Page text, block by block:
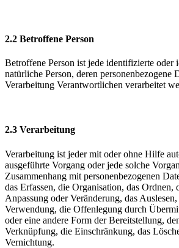
2.2 Betroffene Person
Betroffene Person ist jede identifizierte oder
natürliche Person, deren personenbezogene
Verarbeitung Verantwortlichen verarbeitet
2.3 Verarbeitung
Verarbeitung ist jeder mit oder ohne Hilfe
ausgeführte Vorgang oder jede solche
Zusammenhang mit personenbezogenen
das Erfassen, die Organisation, das Ordnen,
Anpassung oder Veränderung, das
Verwendung, die Offenlegung durch
oder eine andere Form der Bereitstellung,
Verknüpfung, die Einschränkung, das
Vernichtung.